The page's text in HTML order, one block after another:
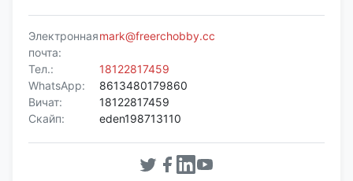
Электронная
почта:
mark@freerchobby.cc
Тел.:
18122817459
WhatsApp:
8613480179860
Вичат:
18122817459
Скайп:
eden198713110